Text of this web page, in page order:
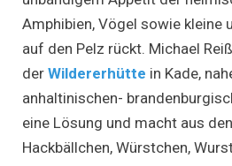
Amphibien, Vögel sowie kleine
auf den Pelz rückt. Michael
der Wildererhütte in Kade,
anhaltinischen-
eine Lösung und macht aus
Hackbällchen, Würstchen,